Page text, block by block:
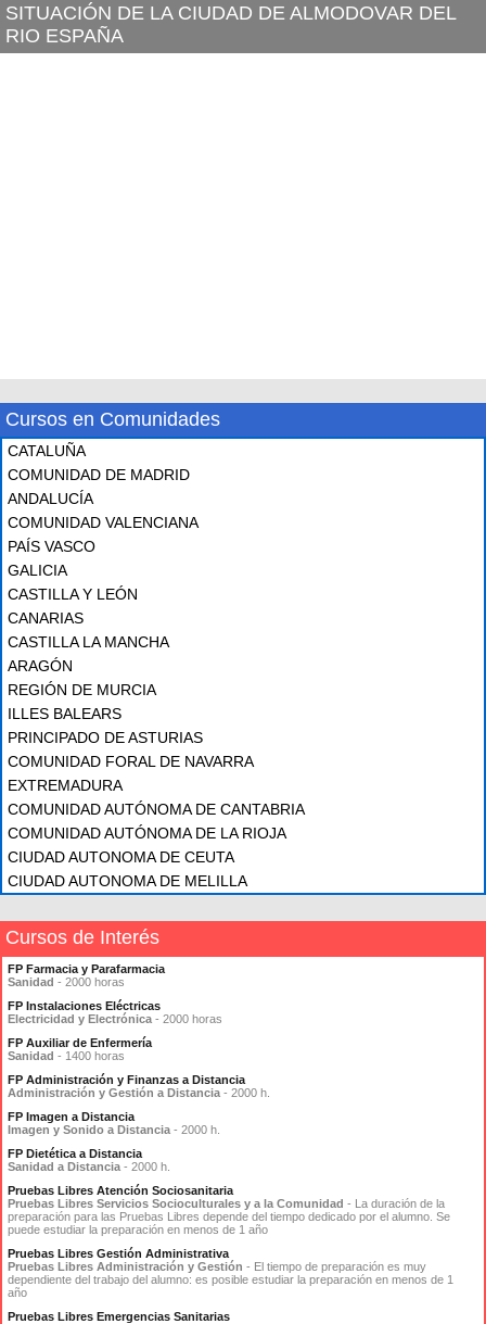
SITUACIÓN DE LA CIUDAD DE ALMODOVAR DEL
RIO ESPAÑA
Cursos en Comunidades
CATALUÑA
COMUNIDAD DE MADRID
ANDALUCÍA
COMUNIDAD VALENCIANA
PAÍS VASCO
GALICIA
CASTILLA Y LEÓN
CANARIAS
CASTILLA LA MANCHA
ARAGÓN
REGIÓN DE MURCIA
ILLES BALEARS
PRINCIPADO DE ASTURIAS
COMUNIDAD FORAL DE NAVARRA
EXTREMADURA
COMUNIDAD AUTÓNOMA DE CANTABRIA
COMUNIDAD AUTÓNOMA DE LA RIOJA
CIUDAD AUTONOMA DE CEUTA
CIUDAD AUTONOMA DE MELILLA
Cursos de Interés
FP Farmacia y Parafarmacia
Sanidad - 2000 horas
FP Instalaciones Eléctricas
Electricidad y Electrónica - 2000 horas
FP Auxiliar de Enfermería
Sanidad - 1400 horas
FP Administración y Finanzas a Distancia
Administración y Gestión a Distancia - 2000 h.
FP Imagen a Distancia
Imagen y Sonido a Distancia - 2000 h.
FP Dietética a Distancia
Sanidad a Distancia - 2000 h.
Pruebas Libres Atención Sociosanitaria
Pruebas Libres Servicios Socioculturales y a la Comunidad - La duración de la
preparación para las Pruebas Libres depende del tiempo dedicado por el alumno. Se
puede estudiar la preparación en menos de 1 año
Pruebas Libres Gestión Administrativa
Pruebas Libres Administración y Gestión - El tiempo de preparación es muy
dependiente del trabajo del alumno: es posible estudiar la preparación en menos de 1
año
Pruebas Libres Emergencias Sanitarias